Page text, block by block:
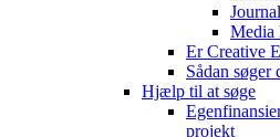
Media
Er Creative
Sådan søger
Hjælp til at søge
projekt